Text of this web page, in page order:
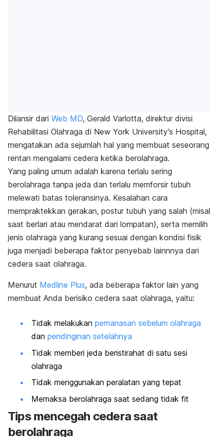
Dilansir dari Web MD, Gerald Varlotta, direktur divisi
Rehabilitasi Olahraga di New York University’s Hospital,
mengatakan ada sejumlah hal yang membuat seseorang
rentan mengalami cedera ketika berolahraga.
Yang paling umum adalah karena terlalu sering
berolahraga tanpa jeda dan terlalu memforsir tubuh
melewati batas toleransinya. Kesalahan cara
mempraktekkan gerakan, postur tubuh yang salah (misal
saat berlari atau mendarat dari lompatan), serta memilih
jenis olahraga yang kurang sesuai dengan kondisi fisik
juga menjadi beberapa faktor penyebab lainnnya dari
cedera saat olahraga.
Menurut Medline Plus, ada beberapa faktor lain yang
membuat Anda berisiko cedera saat olahraga, yaitu:
Tidak melakukan pemanasan sebelum olahraga
dan pendinginan setelahnya
Tidak memberi jeda beristirahat di satu sesi
olahraga
Tidak menggunakan peralatan yang tepat
Memaksa berolahraga saat sedang tidak fit
Tips mencegah cedera saat
berolahraga